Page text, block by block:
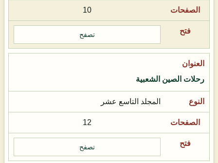
10
تصفح
رحلات الصين الشعبية
المجلد التاسع عشر
12
تصفح